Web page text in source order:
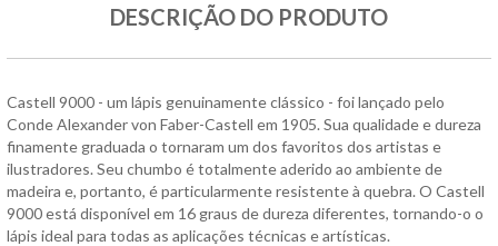
DESCRIÇÃO DO PRODUTO
Castell 9000 - um lápis genuinamente clássico - foi lançado pelo
Conde Alexander von Faber-Castell em 1905. Sua qualidade e dureza
finamente graduada o tornaram um dos favoritos dos artistas e
ilustradores. Seu chumbo é totalmente aderido ao ambiente de
madeira e, portanto, é particularmente resistente à quebra. O Castell
9000 está disponível em 16 graus de dureza diferentes, tornando-o o
lápis ideal para todas as aplicações técnicas e artísticas.